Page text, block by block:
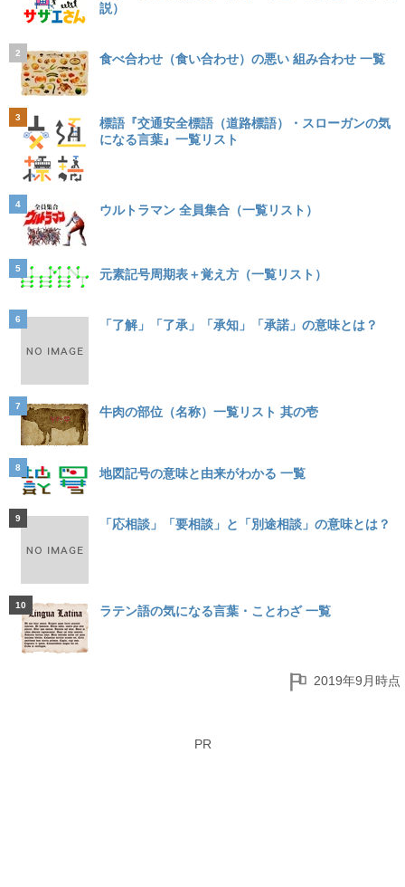
説）
2 食べ合わせ（食い合わせ）の悪い 組み合わせ 一覧
3
標語『交通安全標語（道路標語）・スローガンの気
になる言葉』一覧リスト
4 ウルトラマン 全員集合（一覧リスト）
5 元素記号周期表＋覚え方（一覧リスト）
6 「了解」「了承」「承知」「承諾」の意味とは？
7 牛肉の部位（名称）一覧リスト 其の壱
8 地図記号の意味と由来がわかる 一覧
9 「応相談」「要相談」と「別途相談」の意味とは？
10 ラテン語の気になる言葉・ことわざ 一覧
2019年9月時点
PR